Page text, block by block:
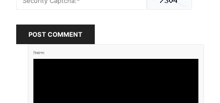
POST COMMENT
বিজ্ঞাপন